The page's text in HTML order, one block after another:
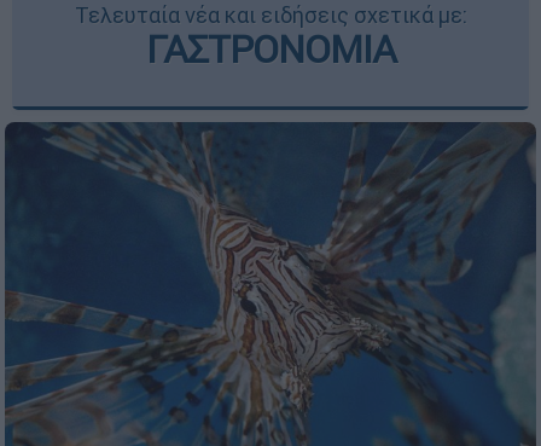
Τελευταία νέα και ειδήσεις σχετικά με:
ΓΑΣΤΡΟΝΟΜΙΑ